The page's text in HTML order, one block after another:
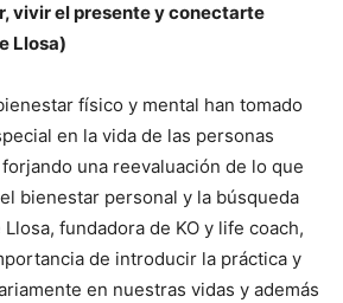
vivir el presente y conectarte
Llosa)
físico y mental han tomado
en la vida de las personas
una reevaluación de lo que
bienestar personal y la búsqueda
fundadora de KO y life coach,
de introducir la práctica y
en nuestras vidas y además